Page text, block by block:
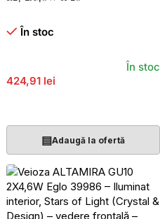
În stoc
424,91 lei
În stoc
▤Adaugă la ofertă